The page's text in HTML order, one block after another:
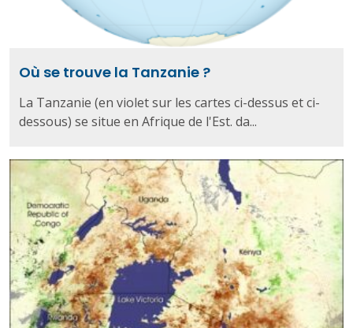
Où se trouve la Tanzanie ?
La Tanzanie (en violet sur les cartes ci-dessus et ci-
dessous) se situe en Afrique de l'Est. da...